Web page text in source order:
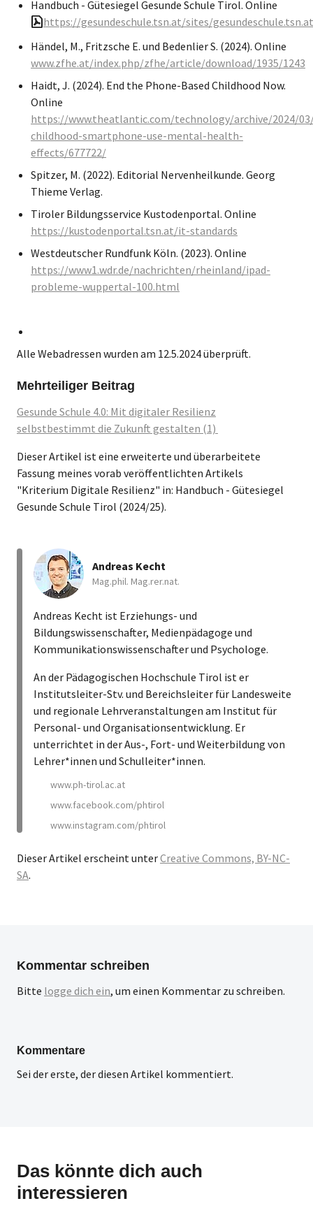
Handbuch - Gütesiegel Gesunde Schule Tirol. Online
https://gesundeschule.tsn.at/sites/
Händel, M., Fritzsche E. und Bedenlier S. (2024). Online
www.zfhe.at/index.php/zfhe/article/download/1935/1243
Haidt, J. (2024). End the Phone-Based Childhood Now.
Online
https://www.theatlantic.com/technology/archive/2024/
childhood-smartphone-use-mental-health-
effects/677722/
Spitzer, M. (2022). Editorial Nervenheilkunde. Georg
Thieme Verlag.
Tiroler Bildungsservice Kustodenportal. Online
https://kustodenportal.tsn.at/it-standards
Westdeutscher Rundfunk Köln. (2023). Online
https://www1.wdr.de/nachrichten/rheinland/ipad-
probleme-wuppertal-100.html
Alle Webadressen wurden am 12.5.2024 überprüft.
Mehrteiliger Beitrag
Gesunde Schule 4.0: Mit digitaler Resilienz
selbstbestimmt die Zukunft gestalten (1)
Dieser Artikel ist eine erweiterte und überarbeitete
Fassung meines vorab veröffentlichten Artikels
"Kriterium Digitale Resilienz" in: Handbuch - Gütesiegel
Gesunde Schule Tirol (2024/25).
Andreas Kecht
Mag.phil. Mag.rer.nat.
Andreas Kecht ist Erziehungs- und
Bildungswissenschafter, Medienpädagoge und
Kommunikationswissenschafter und Psychologe.
An der Pädagogischen Hochschule Tirol ist er
Institutsleiter-Stv. und Bereichsleiter für Landesweite
und regionale Lehrveranstaltungen am Institut für
Personal- und Organisationsentwicklung. Er
unterrichtet in der Aus-, Fort- und Weiterbildung von
Lehrer*innen und Schulleiter*innen.
www.ph-tirol.ac.at
www.facebook.com/phtirol
www.instagram.com/phtirol
Dieser Artikel erscheint unterCreative Commons, BY-NC-
SA.
Kommentar schreiben
Bitte logge dich ein, um einen Kommentar zu schreiben.
Kommentare
Sei der erste, der diesen Artikel kommentiert.
Das könnte dich auch
interessieren